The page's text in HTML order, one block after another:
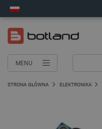
MENU
STRONA GŁÓWNA ELEKTRONIKA